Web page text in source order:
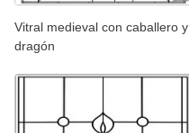
Vitral medieval con caballero y
dragón